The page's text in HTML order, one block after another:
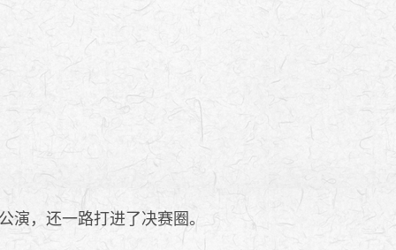
，还一路打进了决赛圈。